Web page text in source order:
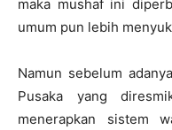
maka mushaf ini
umum pun lebih
Namun sebelum
Pusaka yang
menerapkan sistem